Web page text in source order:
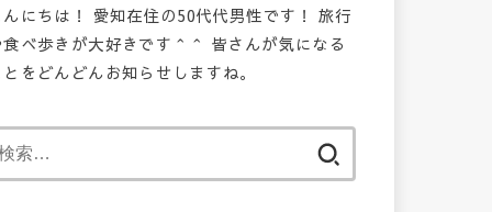
んにちは！ 愛知在住の50代代男性です！ 旅行
食べ歩きが大好きです＾＾ 皆さんが気になる
とをどんどんお知らせしますね。